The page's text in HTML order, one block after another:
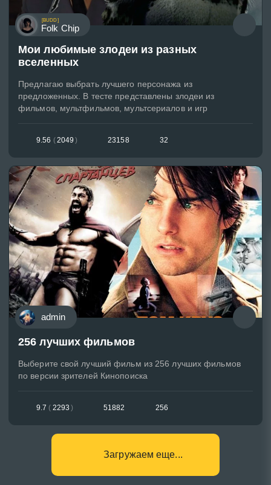
[BUDD]
Folk Chip
Мои любимые злодеи из разных
вселенных
Предлагаю выбрать лучшего персонажа из
предложенных. В тесте представлены злодеи из
фильмов, мультфильмов, мультсериалов и игр
9.56 (2049 ) 23158 32
admin
256 лучших фильмов
Выберите свой лучший фильм из 256 лучших фильмов
по версии зрителей Кинопоиска
9.7 ( 2293 ) 51882 256
Загружаем еще...